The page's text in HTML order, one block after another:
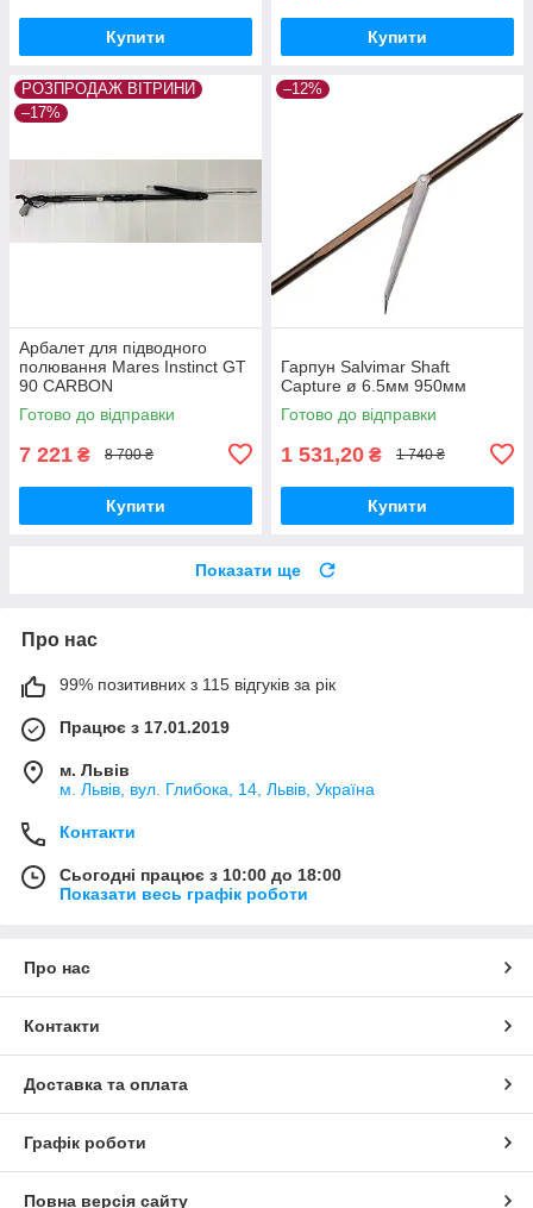
Купити Купити
РОЗПРОДАЖ ВІТРИНИ
–17%
Арбалет для підводного
полювання Mares Instinct GT
90 CARBON
Готово до відправки
7 221 ₴ 8 700 ₴
Купити
–12%
Гарпун Salvimar Shaft
Capture ø 6.5мм 950мм
Готово до відправки
1 531,20 ₴ 1 740 ₴
Купити
Показати ще
Про нас
99% позитивних з 115 відгуків за рік
Працює з 17.01.2019
м. Львів
м. Львів, вул. Глибока, 14, Львів, Україна
Контакти
Сьогодні працює з 10:00 до 18:00
Показати весь графік роботи
Про нас
Контакти
Доставка та оплата
Графік роботи
Повна версія сайту